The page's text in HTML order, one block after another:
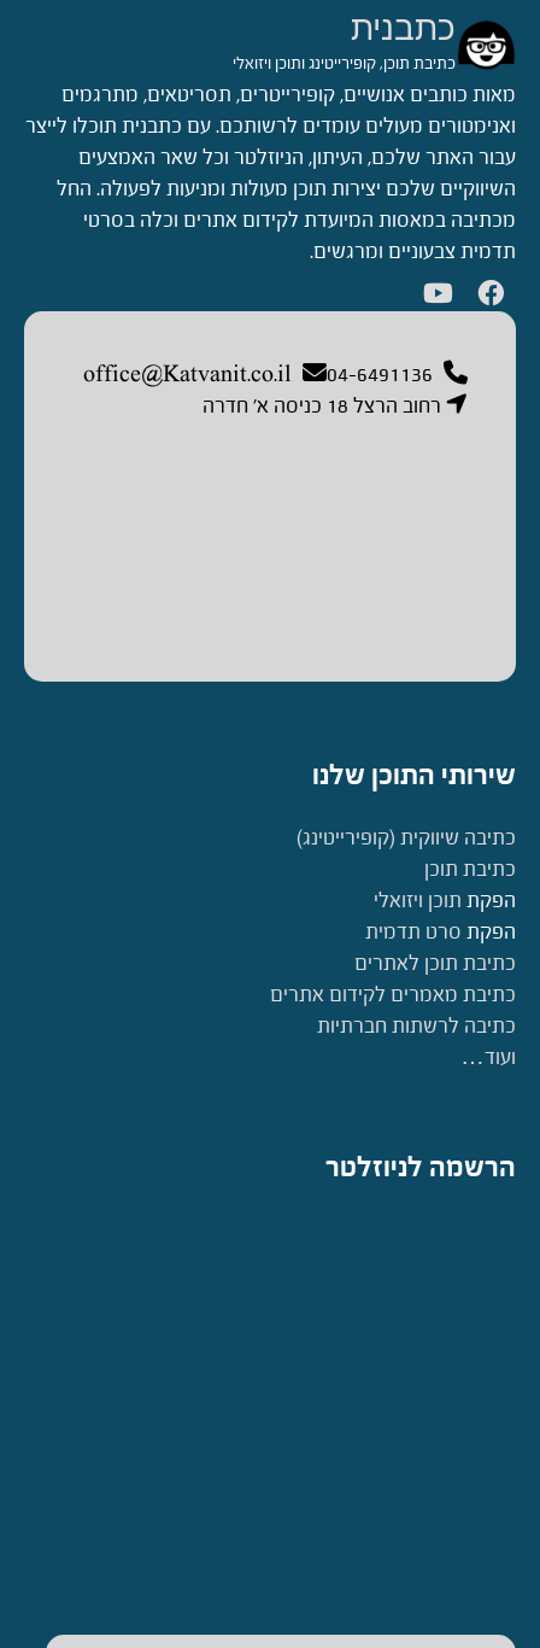
כתבנית
כתיבת תוכן, קופירייטינג ותוכן ויזואלי
מאות כותבים אנושיים, קופירייטרים, תסריטאים, מתרגמים
ואנימטורים מעולים עומדים לרשותכם. עם כתבנית תוכלו לייצר
עבור האתר שלכם, העיתון, הניוזלטר וכל שאר האמצעים
השיווקיים שלכם יצירות תוכן מעולות ומניעות לפעולה. החל
מכתיבה במאסות המיועדת לקידום אתרים וכלה בסרטי
תדמית צבעוניים ומרגשים.
04-6491136
office@Katvanit.co.il
רחוב הרצל 18 כניסה א’ חדרה
שירותי התוכן שלנו
כתיבה שיווקית (קופירייטינג)
כתיבת תוכן
הפקת תוכן ויזואלי
הפקת סרט תדמית
כתיבת תוכן לאתרים
כתיבת מאמרים לקידום אתרים
כתיבה לרשתות חברתיות
ועוד…
הרשמה לניוזלטר